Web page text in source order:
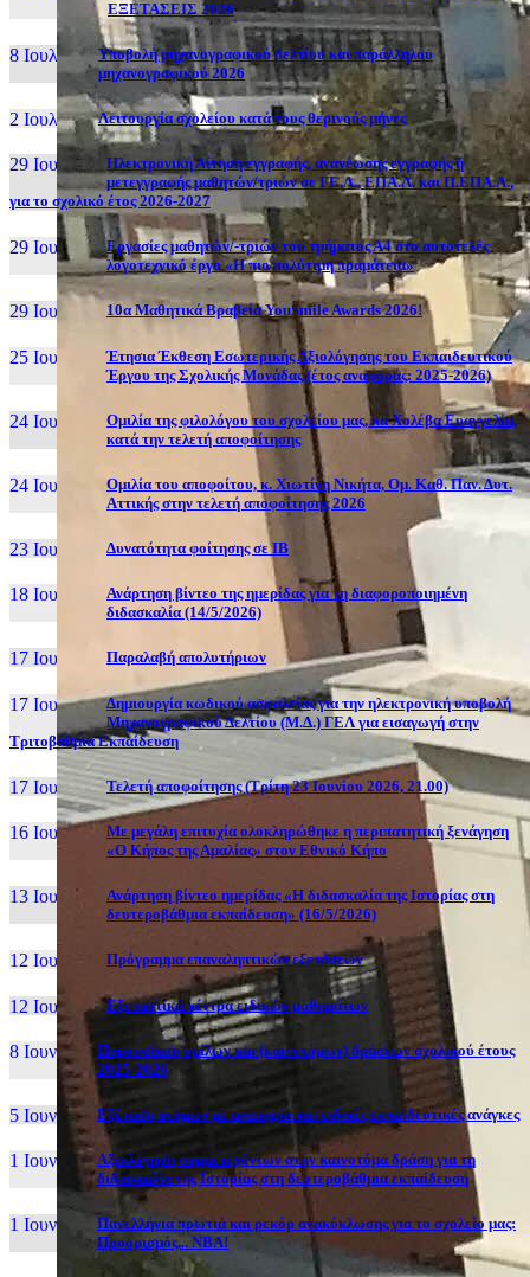
ΕΞΕΤΑΣΕΙΣ 2026
8 Ιουλ, 26
Υποβολή μηχανογραφικού δελτίου και παράλληλου
μηχανογραφικού 2026
2 Ιουλ, 26 Λειτουργία σχολείου κατά τους θερινούς μήνες
29 Ιουν, 26
Ηλεκτρονική Αίτηση εγγραφής, ανανέωσης εγγραφής ή
μετεγγραφής μαθητών/τριών σε ΓΕ.Λ., ΕΠΑ.Λ. και Π.ΕΠΑ.Λ.,
για το σχολικό έτος 2026-2027
29 Ιουν, 26
Εργασίες μαθητών/-τριών του τμήματος Α4 στο αυτοτελές
λογοτεχνικό έργο «Η πιο πολύτιμη πραμάτεια»
29 Ιουν, 26 10α Μαθητικά Βραβεία YouSmile Awards 2026!
25 Ιουν, 26
Έτησια Έκθεση Εσωτερικής Αξιολόγησης του Εκπαιδευτικού
Έργου της Σχολικής Μονάδας (έτος αναφοράς: 2025-2026)
24 Ιουν, 26
Ομιλία της φιλολόγου του σχολείου μας, κα Χολέβα Ευαγγελία,
κατά την τελετή αποφοίτησης
24 Ιουν, 26
Ομιλία του αποφοίτου, κ. Χιωτίνη Νικήτα, Ομ. Καθ. Παν. Δυτ.
Αττικής στην τελετή αποφοίτησης 2026
23 Ιουν, 26 Δυνατότητα φοίτησης σε ΙΒ
18 Ιουν, 26
Ανάρτηση βίντεο της ημερίδας για τη διαφοροποιημένη
διδασκαλία (14/5/2026)
17 Ιουν, 26 Παραλαβή απολυτήριων
17 Ιουν, 26
Δημιουργία κωδικού ασφαλείας για την ηλεκτρονική υποβολή
Μηχανογραφικού Δελτίου (Μ.Δ.) ΓΕΛ για εισαγωγή στην
Τριτοβάθμια Εκπαίδευση
17 Ιουν, 26 Τελετή αποφοίτησης (Τρίτη 23 Ιουνίου 2026, 21.00)
16 Ιουν, 26
Με μεγάλη επιτυχία ολοκληρώθηκε η περιπατητική ξενάγηση
«Ο Κήπος της Αμαλίας» στον Εθνικό Κήπο
13 Ιουν, 26
Ανάρτηση βίντεο ημερίδας «Η διδασκαλία της Ιστορίας στη
δευτεροβάθμια εκπαίδευση» (16/5/2026)
12 Ιουν, 26 Πρόγραμμα επαναληπτικών εξετάσεων
12 Ιουν, 26 Εξεταστικά κέντρα ειδικών μαθημάτων
8 Ιουν, 26
Παρουσίαση ομίλων και (καινοτόμων) δράσεων σχολικού έτους
2025-2026
5 Ιουν, 26 Εξέταση ατόμων με αναπηρία και ειδικές εκπαιδευτικές ανάγκες
1 Ιουν, 26
Αξιολόγηση συμμετεχόντων στην καινοτόμα δράση για τη
διδασκαλία της Ιστορίας στη δευτεροβάθμια εκπαίδευση
1 Ιουν, 26
Πανελλήνια πρωτιά και ρεκόρ ανακύκλωσης για το σχολείο μας:
Προορισμός... NBA!